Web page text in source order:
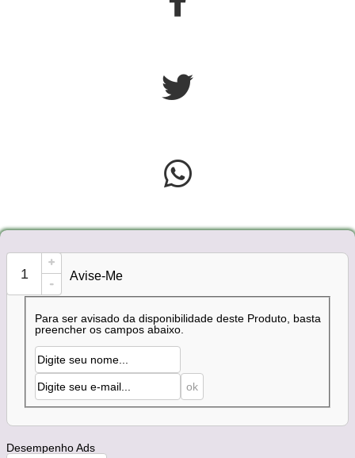
+
-
Avise-Me
Para ser avisado da disponibilidade deste Produto, basta
preencher os campos abaixo.
Desempenho Ads